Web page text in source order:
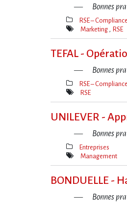
Bonnes
Thèmes(s)
RSE –
Mot(s)-
Marketing RSE
TEFAL -
Bonnes
Thèmes(s)
RSE –
Mot(s)-
RSE
UNILEVER -
Bonnes
Thèmes(s)
Entreprises
Mot(s)-
Management
BONDUELLE -
Bonnes